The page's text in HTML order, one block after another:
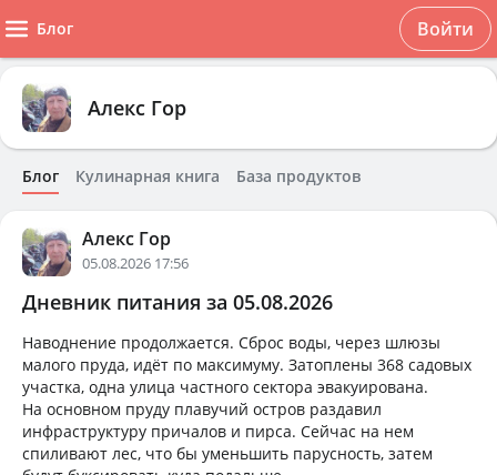
Блог Войти
Алекс Гор
Блог Кулинарная книга База продуктов
Алекс Гор
05.08.2026 17:56
Дневник питания за 05.08.2026
Наводнение продолжается. Сброс воды, через шлюзы
малого пруда, идёт по максимуму. Затоплены 368 садовых
участка, одна улица частного сектора эвакуирована.
На основном пруду плавучий остров раздавил
инфраструктуру причалов и пирса. Сейчас на нем
спиливают лес, что бы уменьшить парусность, затем